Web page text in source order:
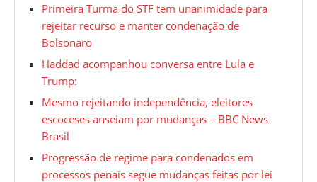
Primeira Turma do STF tem unanimidade para
rejeitar recurso e manter condenação de
Bolsonaro
Haddad acompanhou conversa entre Lula e
Trump:
Mesmo rejeitando independência, eleitores
escoceses anseiam por mudanças – BBC News
Brasil
Progressão de regime para condenados em
processos penais segue mudanças feitas por lei